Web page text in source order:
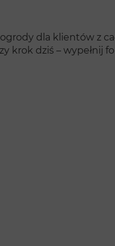
dla klientów z
krok dziś – wypełnij